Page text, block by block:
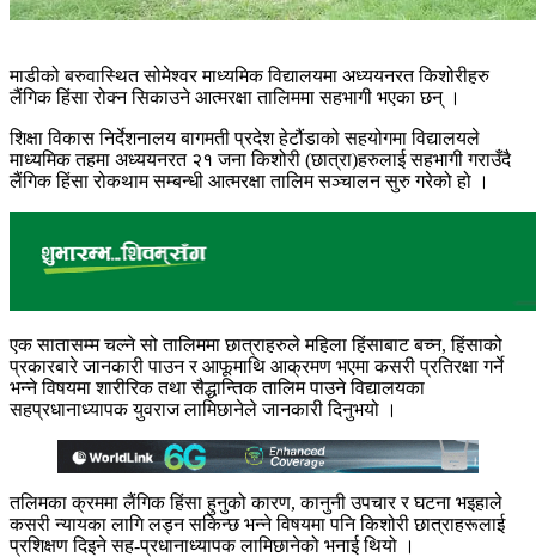
माडीको बरुवास्थित सोमेश्वर माध्यमिक विद्यालयमा अध्ययनरत किशोरीहरु
लैंगिक हिंसा रोक्न सिकाउने आत्मरक्षा तालिममा सहभागी भएका छन् ।
शिक्षा विकास निर्देशनालय बागमती प्रदेश हेटौंडाको सहयोगमा विद्यालयले
माध्यमिक तहमा अध्ययनरत २१ जना किशोरी (छात्रा)हरुलाई सहभागी गराउँदै
लैंगिक हिंसा रोकथाम सम्बन्धी आत्मरक्षा तालिम सञ्चालन सुरु गरेको हो ।
एक सातासम्म चल्ने सो तालिममा छात्राहरुले महिला हिंसाबाट बच्न, हिंसाको
प्रकारबारे जानकारी पाउन र आफूमाथि आक्रमण भएमा कसरी प्रतिरक्षा गर्ने
भन्नेविषयमा शारीरिक तथा सैद्धान्तिक तालिम पाउने विद्यालयका
सहप्रधानाध्यापक युवराज लामिछानेले जानकारी दिनुभयो ।
तलिमका क्रममा लैंगिक हिंसा हुनुको कारण, कानुनी उपचार र घटना भइहाले
कसरी न्यायका लागि लड्न सकिन्छ भन्ने विषयमा पनि किशोरी छात्राहरूलाई
प्रशिक्षण दिइने सह-प्रधानाध्यापक लामिछानेको भनाई थियो ।